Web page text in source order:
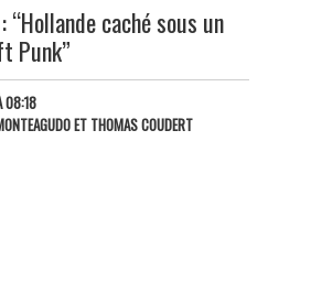
caché sous un
Punk”
08:18
ET THOMAS COUDERT